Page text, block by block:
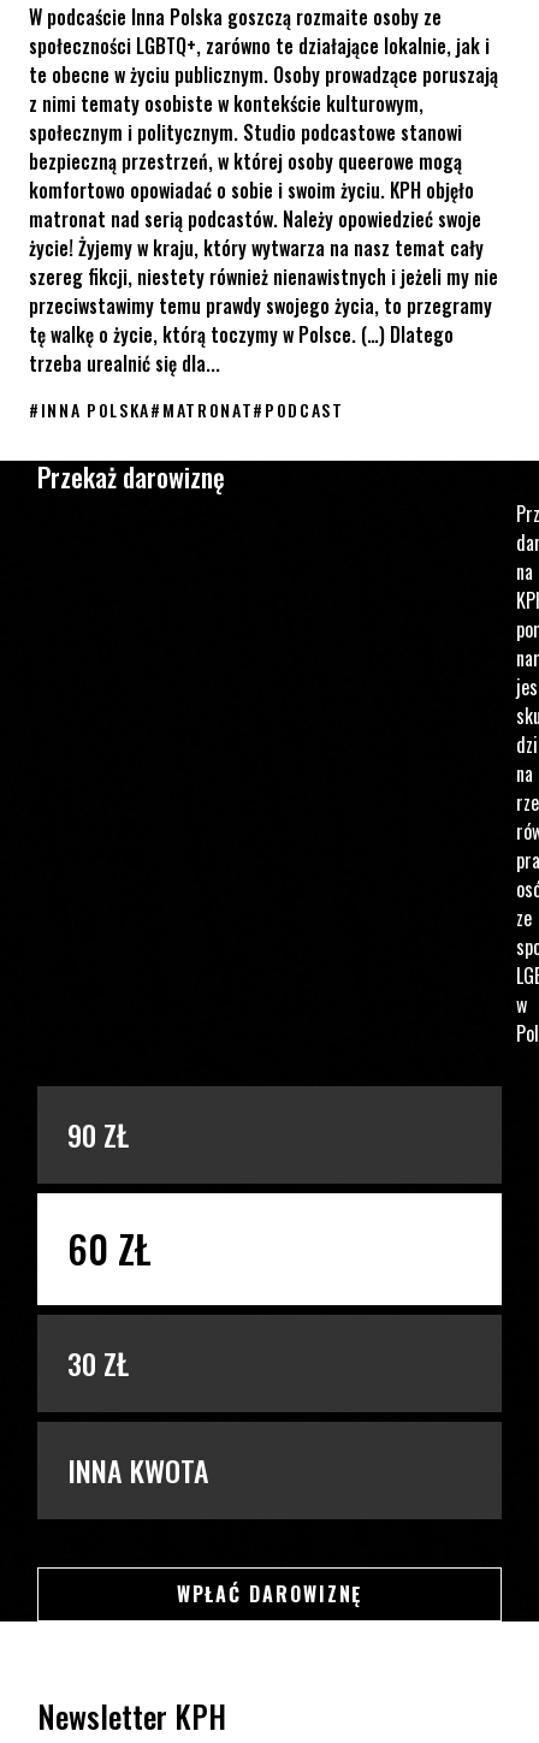
W podcaście Inna Polska goszczą rozmaite osoby ze
społeczności LGBTQ+, zarówno te działające lokalnie, jak i
te obecne w życiu publicznym. Osoby prowadzące poruszają
z nimi tematy osobiste w kontekście kulturowym,
społecznym i politycznym. Studio podcastowe stanowi
bezpieczną przestrzeń, w której osoby queerowe mogą
komfortowo opowiadać o sobie i swoim życiu. KPH objęło
matronat nad serią podcastów. Należy opowiedzieć swoje
życie! Żyjemy w kraju, który wytwarza na nasz temat cały
szereg fikcji, niestety również nienawistnych i jeżeli my nie
przeciwstawimy temu prawdy swojego życia, to przegramy
tę walkę o życie, którą toczymy w Polsce. (…) Dlatego
trzeba urealnić się dla...
#INNA POLSKA#MATRONAT#PODCAST
Przekaż darowiznę
na
na
ze
w
90 ZŁ
60 ZŁ
30 ZŁ
INNA KWOTA
PODAJ KWOTĘ
WPŁAĆ DAROWIZNĘ
Newsletter KPH